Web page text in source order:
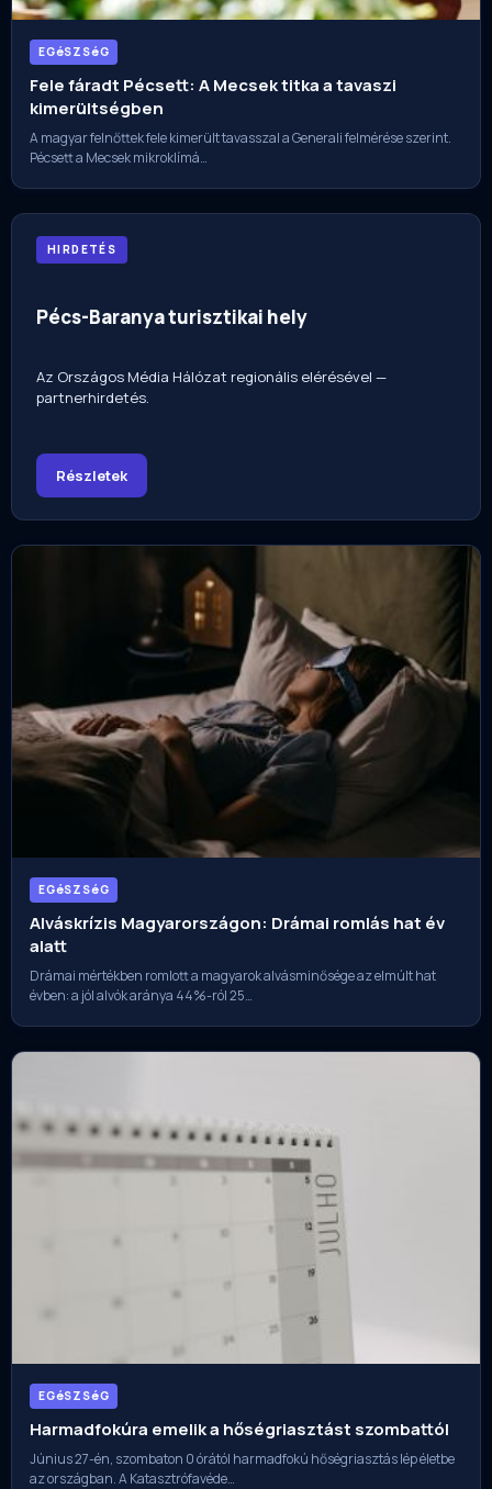
EGéSZSéG
Fele fáradt Pécsett: A Mecsek titka a tavaszi
kimerültségben
A magyar felnőttek fele kimerült tavasszal a Generali felmérése szerint.
Pécsett a Mecsek mikroklímá…
HIRDETÉS
Pécs-Baranya turisztikai hely
Az Országos Média Hálózat regionális elérésével —
partnerhirdetés.
Részletek
EGéSZSéG
Alváskrízis Magyarországon: Drámai romlás hat év
alatt
Drámai mértékben romlott a magyarok alvásminősége az elmúlt hat
évben: a jól alvók aránya 44%-ról 25…
EGéSZSéG
Harmadfokúra emelik a hőségriasztást szombattól
Június 27-én, szombaton 0 órától harmadfokú hőségriasztás lép életbe
az országban. A Katasztrófavéde…